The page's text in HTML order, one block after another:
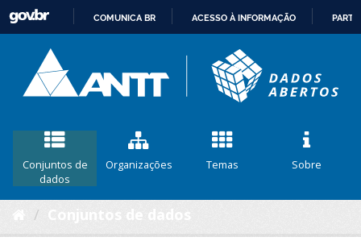
CONTEÚDO
COMUNICA BR ACESSO À INFORMAÇÃO
Conjuntos de
dados
Organizações Temas Sobre